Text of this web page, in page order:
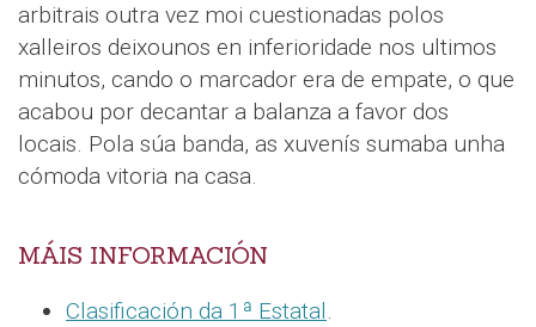
arbitrais outra vez moi cuestionadas polos
xalleiros deixounos en inferioridade nos ultimos
minutos, cando o marcador era de empate, o que
acabou por decantar a balanza a favor dos
locais. Pola súa banda, as xuvenís sumaba unha
cómoda vitoria na casa.
MÁIS INFORMACIÓN
Clasificación da 1ª Estatal.